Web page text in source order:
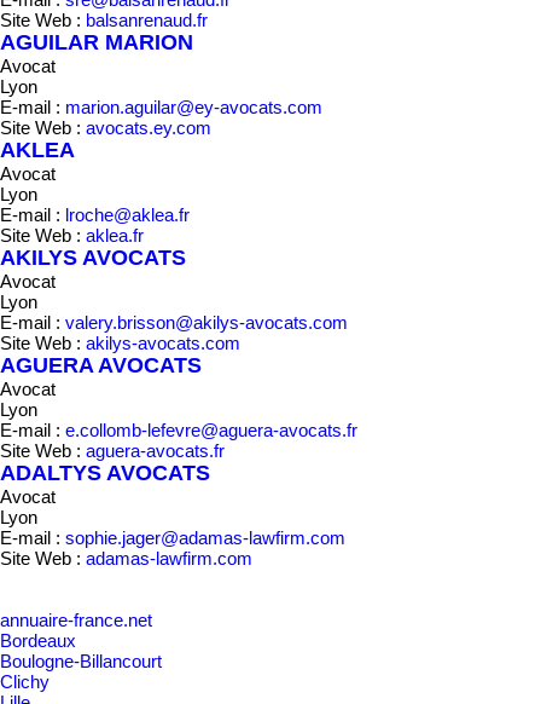
Site Web : balsanrenaud.fr
AGUILAR MARION
Avocat
Lyon
E-mail : marion.aguilar@ey-avocats.com
Site Web : avocats.ey.com
AKLEA
Avocat
Lyon
E-mail : lroche@aklea.fr
Site Web : aklea.fr
AKILYS AVOCATS
Avocat
Lyon
E-mail : valery.brisson@akilys-avocats.com
Site Web : akilys-avocats.com
AGUERA AVOCATS
Avocat
Lyon
E-mail : e.collomb-lefevre@aguera-avocats.fr
Site Web : aguera-avocats.fr
ADALTYS AVOCATS
Avocat
Lyon
E-mail : sophie.jager@adamas-lawfirm.com
Site Web : adamas-lawfirm.com
annuaire-france.net
Bordeaux
Boulogne-Billancourt
Clichy